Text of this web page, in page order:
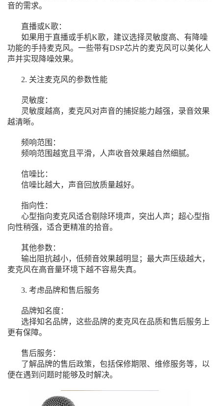
音的需求。
直播或K歌：
如果用于直播或手机K歌，建议选择灵敏度高、有降噪
功能的手持麦克风。一些带有DSP芯片的麦克风可以美化人
声并实现降噪效果。
2. 关注麦克风的参数性能
灵敏度：
灵敏度越高，麦克风对声音的捕捉能力越强，录音效果
越清晰。
频响范围：
频响范围越宽且平滑，人声收音效果越自然细腻。
信噪比：
信噪比越大，声音回放质量越好。
指向性：
心型指向麦克风适合剔除环境声，突出人声；超心型指
向性稍强，适合更精准的拾音。
其他参数：
输出阻抗越小，低频音效果越明显；最大声压级越大，
麦克风在高音量环境下越不容易失真。
3. 考虑品牌和售后服务
品牌知名度：
选择知名品牌，这些品牌的麦克风在品质和售后服务上
更有保障。
售后服务：
了解品牌的售后政策，包括保修期限、维修服务等，以
便在遇到问题时能够及时解决。